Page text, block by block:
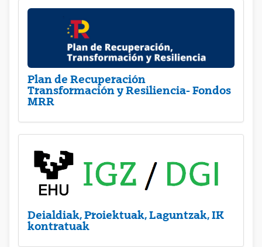
Plan de Recuperación
Transformación y Resiliencia- Fondos
MRR
Deialdiak, Proiektuak, Laguntzak, IK
kontratuak